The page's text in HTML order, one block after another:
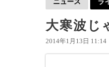
大寒波じ
2014年1月13日 11:14